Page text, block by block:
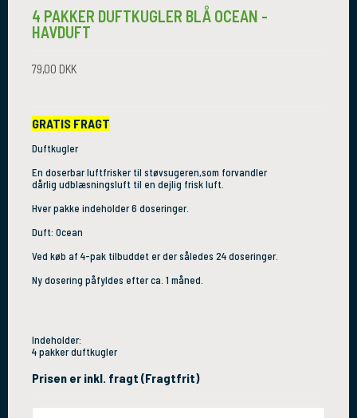
4 PAKKER DUFTKUGLER BLÅ OCEAN -
HAVDUFT
79,00 DKK
GRATIS FRAGT
Duftkugler
En doserbar luftfrisker til støvsugeren,som forvandler
dårlig udblæsningsluft til en dejlig frisk luft.
Hver pakke indeholder 6 doseringer.
Duft: Ocean
Ved køb af 4-pak tilbuddet er der således 24 doseringer.
Ny dosering påfyldes efter ca. 1 måned.
Indeholder:
4 pakker duftkugler
Prisen er inkl. fragt (Fragtfrit)